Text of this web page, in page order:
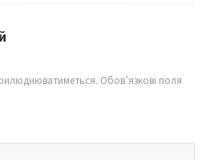
Обов’язкові поля